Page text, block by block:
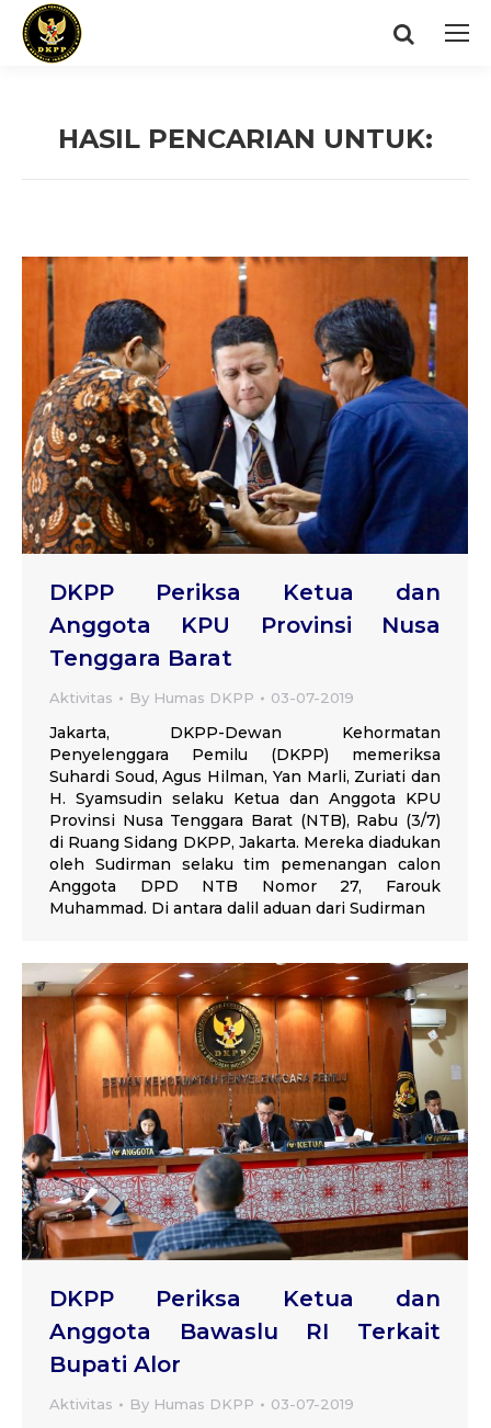
Search:
HASIL PENCARIAN UNTUK:
DKPP Periksa Ketua dan
Anggota KPU Provinsi Nusa
Tenggara Barat
Aktivitas By Humas DKPP 03-07-2019
Jakarta, DKPP-Dewan Kehormatan
Penyelenggara Pemilu (DKPP) memeriksa
Suhardi Soud, Agus Hilman, Yan Marli, Zuriati dan
H. Syamsudin selaku Ketua dan Anggota KPU
Provinsi Nusa Tenggara Barat (NTB), Rabu (3/7)
di Ruang Sidang DKPP, Jakarta. Mereka diadukan
oleh Sudirman selaku tim pemenangan calon
Anggota DPD NTB Nomor 27, Farouk
Muhammad. Di antara dalil aduan dari Sudirman
DKPP Periksa Ketua dan
Anggota Bawaslu RI Terkait
Bupati Alor
Aktivitas By Humas DKPP 03-07-2019